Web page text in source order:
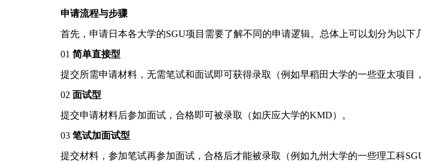
申请流程与步骤
首先，申请日本各大学的SGU项目需要了解不同的申请逻辑。总体上可以划分为以下
01 简单直接型
提交所需申请材料，无需笔试和面试即可获得录取（例如早稻田大学的一些亚太项目
02 面试型
提交申请材料后参加面试，合格即可被录取（如庆应大学的KMD）。
03 笔试加面试型
提交材料，参加笔试再参加面试，合格后才能被录取（例如九州大学的一些理工科